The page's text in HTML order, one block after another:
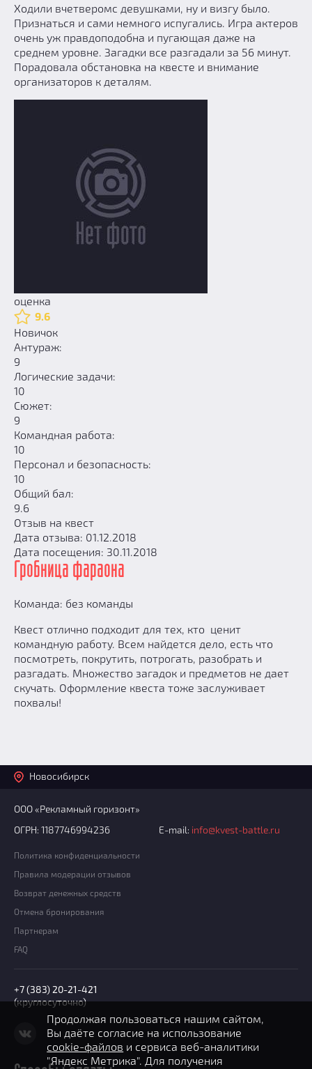
Ходили вчетверомс девушками, ну и визгу было.
Признаться и сами немного испугались. Игра актеров
очень уж правдоподобна и пугающая даже на
среднем уровне. Загадки все разгадали за 56 минут.
Порадовала обстановка на квесте и внимание
организаторов к деталям.
оценка
9.6
Новичок
Антураж:
9
Логические задачи:
10
Сюжет:
9
Командная работа:
10
Персонал и безопасность:
10
Общий бал:
9.6
Отзыв на квест
Дата отзыва: 01.12.2018
Дата посещения: 30.11.2018
Гробница фараона
Команда: без команды
Квест отлично подходит для тех, кто ценит
командную работу. Всем найдется дело, есть что
посмотреть, покрутить, потрогать, разобрать и
разгадать. Множество загадок и предметов не дает
скучать. Оформление квеста тоже заслуживает
похвалы!
Новосибирск
ООО «Рекламный горизонт»
ОГРН: 1187746994236
E-mail: info@kvest-battle.ru
Политика конфиденциальности
Правила модерации отзывов
Возврат денежных средств
Отмена бронирования
Партнерам
FAQ
+7 (383) 20-21-421
(круглосуточно)
Продолжая пользоваться нашим сайтом,
Вы даёте согласие на использование
cookie-файлов и сервиса веб-аналитики
"Яндекс Метрика". Для получения